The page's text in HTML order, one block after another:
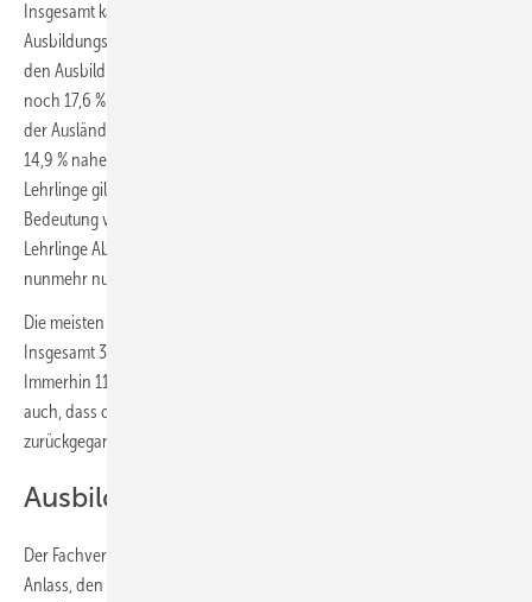
Insgesamt kann für sämtliche in Bayern bestehenden
Ausbildungsverhältnisse folgendes gesagt werden: Der Frauenanteil in
den Ausbildungsberufen ist um fast sieben Prozentpunkte auf jetzt nur
noch 17,6 % zurückgegangen. Im selben Zeitraum 2002–2021 hat sich
der Ausländeranteil um knapp zehn Prozentpunkte auf nunmehr
14,9 % nahezu verdreifacht. Für die schulische Vorbildung der
Lehrlinge gilt auch in Bayern, dass der Mittelschulabschluss weiter an
Bedeutung verliert. Waren im Jahr 2007 noch knapp zwei Drittel aller
Lehrlinge Absolventen von – damals noch Hauptschulen – sind es
nunmehr nur noch knapp 46 %.
Die meisten Bewerber im Handwerk haben einen Realschulabschluss.
Insgesamt 36,5 % konnten diesen bei Lehrbeginn vorweisen.
Immerhin 11,3 % verfügten über die Hochschulreife. Erfreulich ist
auch, dass die Bewerber ohne Schulabschluss mit 4,2 % deutlich
zurückgegangen sind.
Ausbilden gegen Fächkräftemangel
Der Fachverband SHK Bayern nimmt diese Zahlen nochmals zum
Anlass, den bayerischen SHK- und OL-Innungsfachbetrieben für ihre